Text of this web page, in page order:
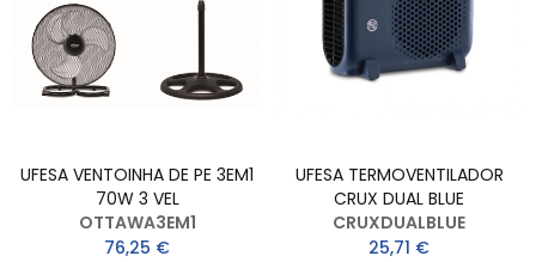
UFESA VENTOINHA DE PE 3EM1
70W 3 VEL
OTTAWA3EM1
76,25 €
UFESA TERMOVENTILADOR
CRUX DUAL BLUE
CRUXDUALBLUE
25,71 €